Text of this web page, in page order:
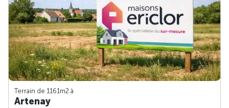
Terrain de 1161m2 à
Artenay